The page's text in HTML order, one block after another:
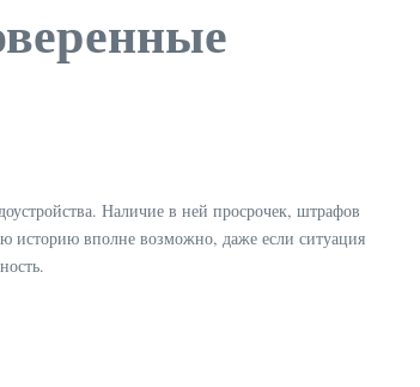
Наличие в ней просрочек, штрафов
историю вполне возможно, даже если ситуация